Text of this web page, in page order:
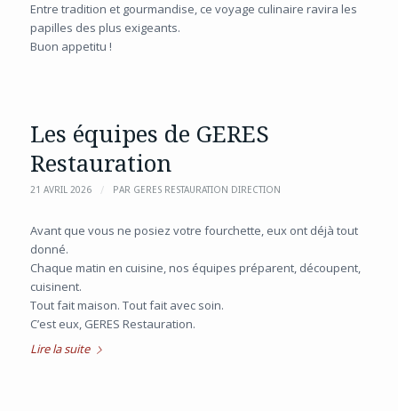
Entre tradition et gourmandise, ce voyage culinaire ravira les
papilles des plus exigeants.
Buon appetitu !
Les équipes de GERES
Restauration
21 AVRIL 2026 / PAR GERES RESTAURATION DIRECTION
Avant que vous ne posiez votre fourchette, eux ont déjà tout
donné.
Chaque matin en cuisine, nos équipes préparent, découpent,
cuisinent.
Tout fait maison. Tout fait avec soin.
C’est eux, GERES Restauration.
Lire la suite